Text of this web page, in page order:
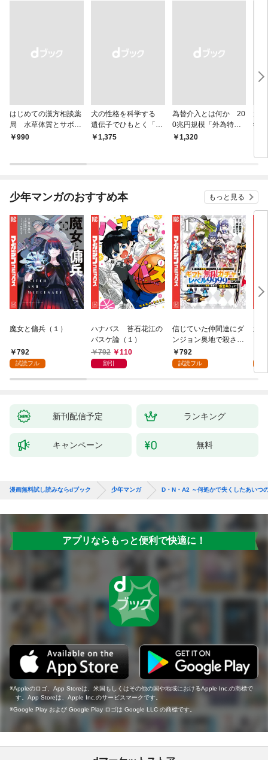
はじめての漢方相談薬
局 水草体質とサボテ
ン体質
￥990
犬の性格を科学する
遺伝子でひもとく「最
良の友」の進化
￥1,375
為替介入とは何か 20
0兆円規模「外為特
会」が生まれた謎
￥1,320
学
少年マンガのおすすめ本 もっと見る
魔女と傭兵（１）
792
試読フル
ハナバス 苔石花江の
バスケ論（１）
792
110
割引
信じていた仲間達にダ
ンジョン奥地で殺され
かけたがギフト『無限
ガチャ』でレベル９９
（１）
792
試読フル
追
強
～
新刊配信予定 ランキング
キャンペーン 無料
漫画無料試し読みならdブック 少年マンガ D・N・A2 ～何処かで失くしたあいつ
アプリならもっと便利で快適に！
Appleのロゴ、App Storeは、米国もしくはその他の国や地域におけるApple Inc.の商標で
す。App Storeは、Apple Inc.のサービスマークです。
Google Play および Google Play ロゴは Google LLC の商標です。